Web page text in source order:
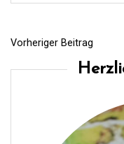
B
e
Vorheriger Beitrag